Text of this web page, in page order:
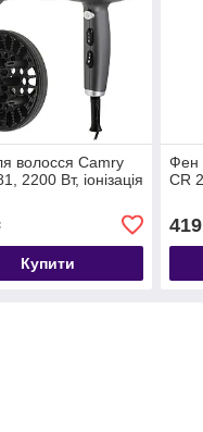
волосся Camry
2200 Вт, іонізація
Купити
Фен
CR
419